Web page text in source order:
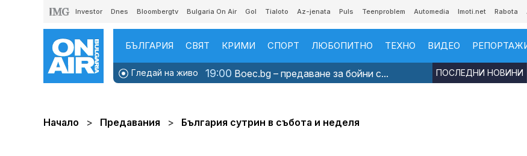
Investor Dnes Bloombergtv Bulgaria On Air Gol Tialoto Az-jenata Puls Teenproblem Automedia Imoti.net Rabota
БЪЛГАРИЯ СВЯТ КРИМИ СПОРТ ЛЮБОПИТНО ТЕХНО ВИДЕО
Гледай на живо 19:00 Boec.bg – предаване за бойни с... ПОСЛЕДНИ НОВИНИ
Начало Предавания България сутрин в събота и неделя